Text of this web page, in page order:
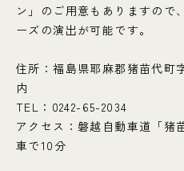
ン」のご用意もありますので
ーズの演出が可能です。
住所：福島県耶麻郡猪苗代町
内
TEL：0242-65-2034
アクセス：磐越自動車道「猪
車で10分